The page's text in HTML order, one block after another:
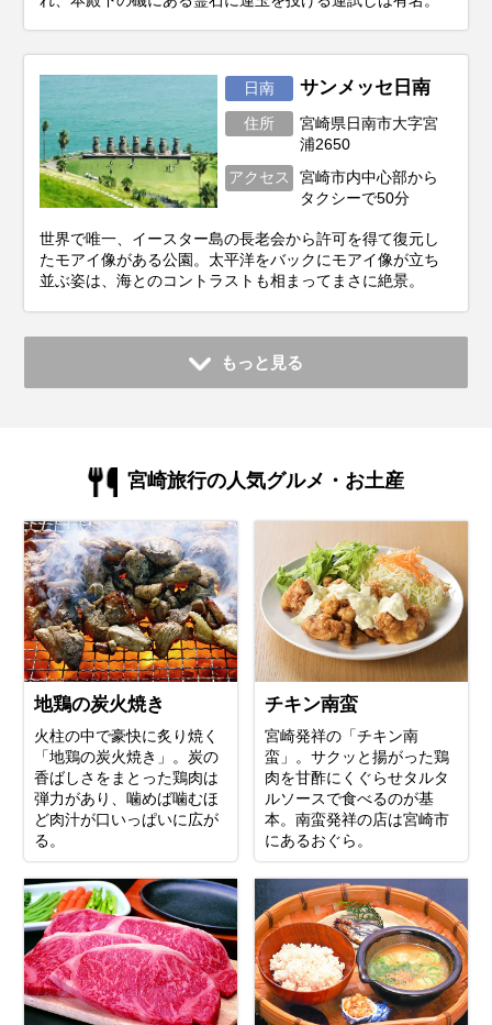
日南 サンメッセ日南
住所
宮崎県日南市大字宮
浦2650
アクセス
宮崎市内中心部から
タクシーで50分
世界で唯一、イースター島の長老会から許可を得て復元し
たモアイ像がある公園。太平洋をバックにモアイ像が立ち
並ぶ姿は、海とのコントラストも相まってまさに絶景。
もっと見る
宮崎旅行の人気グルメ・お土産
地鶏の炭火焼き
火柱の中で豪快に炙り焼く
「地鶏の炭火焼き」。炭の
香ばしさをまとった鶏肉は
弾力があり、噛めば噛むほ
ど肉汁が口いっぱいに広が
る。
チキン南蛮
宮崎発祥の「チキン南
蛮」。サクッと揚がった鶏
肉を甘酢にくぐらせタルタ
ルソースで食べるのが基
本。南蛮発祥の店は宮崎市
にあるおぐら。